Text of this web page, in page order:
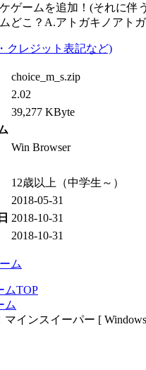
ゲームを追加！(それに伴
どこ？A.アトガキノアト
クレジット表記など)
choice_m_s.zip
2.02
39,277 KByte
Win Browser
12歳以上（中学生～）
2018-05-31
2018-10-31
2018-10-31
ム
ムTOP
ム
マインスイーパー [